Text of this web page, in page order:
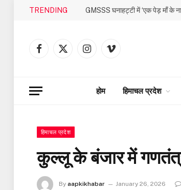
TRENDING
Facebook
X
InstagramVimeo
होम हिमाचल प्रदेश
हिमाचल प्रदेश
कुल्लू के बंजार में गणतंत्र
By aapkikhabar January 26, 2026